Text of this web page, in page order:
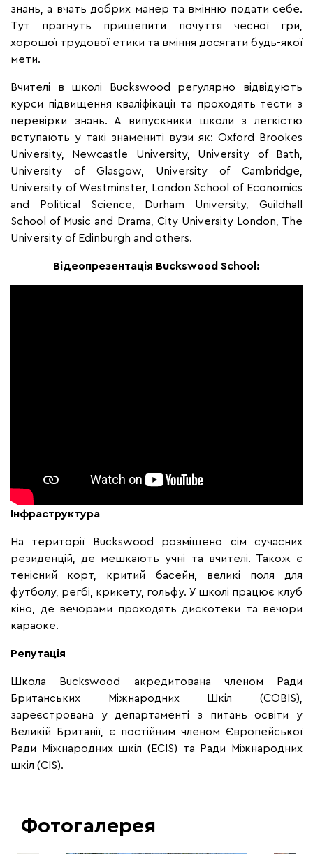
знань, а вчать добрих манер та вмінню подати себе.
Тут прагнуть прищепити почуття чесної гри,
хорошої трудової етики та вміння досягати будь-якої
мети.
Вчителі в школі Buckswood регулярно відвідують
курси підвищення кваліфікації та проходять тести з
перевірки знань. А випускники школи з легкістю
вступають у такі знамениті вузи як: Oxford Brookes
University, Newcastle University, University of Bath,
University of Glasgow, University of Cambridge,
University of Westminster, London School of Economics
and Political Science, Durham University, Guildhall
School of Music and Drama, City University London, The
University of Edinburgh and others.
Відеопрезентація Buckswood School:
Інфраструктура
На території Buckswood розміщено сім сучасних
резиденцій, де мешкають учні та вчителі. Також є
тенісний корт, критий басейн, великі поля для
футболу, регбі, крикету, гольфу. У школі працює клуб
кіно, де вечорами проходять дискотеки та вечори
караоке.
Репутація
Школа Buckswood акредитована членом Ради
Британських Міжнародних Шкіл (COBIS),
зареєстрована у департаменті з питань освіти у
Великій Британії, є постійним членом Європейської
Ради Міжнародних шкіл (ECIS) та Ради Міжнародних
шкіл (CIS).
Фотогалерея